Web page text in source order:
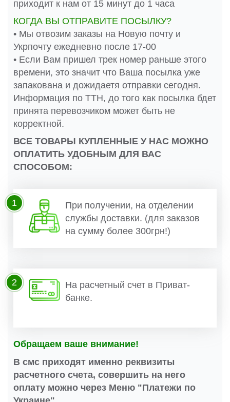
приходит к нам от 15 минут до 1 часа
КОГДА ВЫ ОТПРАВИТЕ ПОСЫЛКУ?
• Мы отвозим заказы на Новую почту и
Укрпочту ежедневно после 17-00
• Если Вам пришел трек номер раньше этого
времени, это значит что Ваша посылка уже
запакована и дожидаетя отправки сегодня.
Информация по ТТН, до того как посылка бдет
принята перевозчиком может быть не
корректной.
ВСЕ ТОВАРЫ КУПЛЕННЫЕ У НАС МОЖНО
ОПЛАТИТЬ УДОБНЫМ ДЛЯ ВАС
СПОСОБОМ:
При получении, на отделении
службы доставки. (для заказов
на сумму более 300грн!)
1
На расчетный счет в Приват-
банке.
2
Обращаем ваше внимание!
В смс приходят именно реквизиты
расчетного счета, совершить на него
оплату можно через Меню "Платежи по